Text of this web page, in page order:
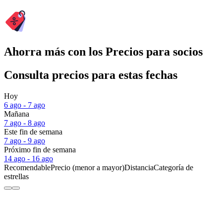
Ahorra más con los Precios para socios
Consulta precios para estas fechas
Hoy
6 ago - 7 ago
Mañana
7 ago - 8 ago
Este fin de semana
7 ago - 9 ago
Próximo fin de semana
14 ago - 16 ago
RecomendablePrecio (menor a mayor)DistanciaCategoría de
estrellas